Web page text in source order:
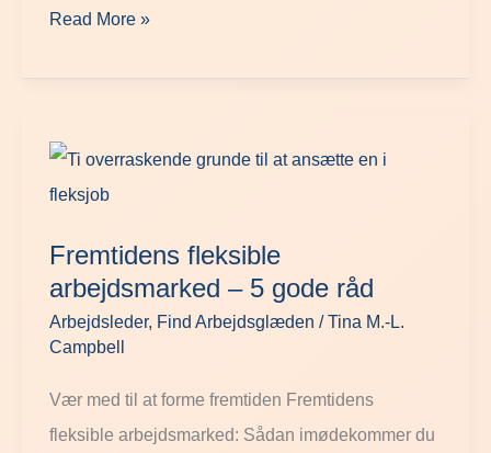
en
Read More »
Fremtidens fleksible
arbejdsmarked – 5 gode råd
Arbejdsleder, Find Arbejdsglæden /Tina M.-L.
Campbell
Vær med til at forme fremtiden Fremtidens
fleksible arbejdsmarked: Sådan imødekommer du
Fremtidens
fleksible
–
5
gode